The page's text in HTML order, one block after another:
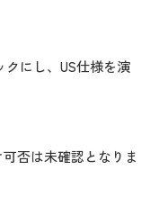
にし、US仕様を演
否は未確認となりま